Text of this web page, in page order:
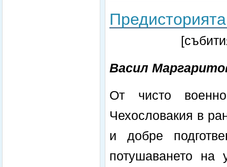
Васил
От чисто
Чехословакия в
и добре
потушаването на